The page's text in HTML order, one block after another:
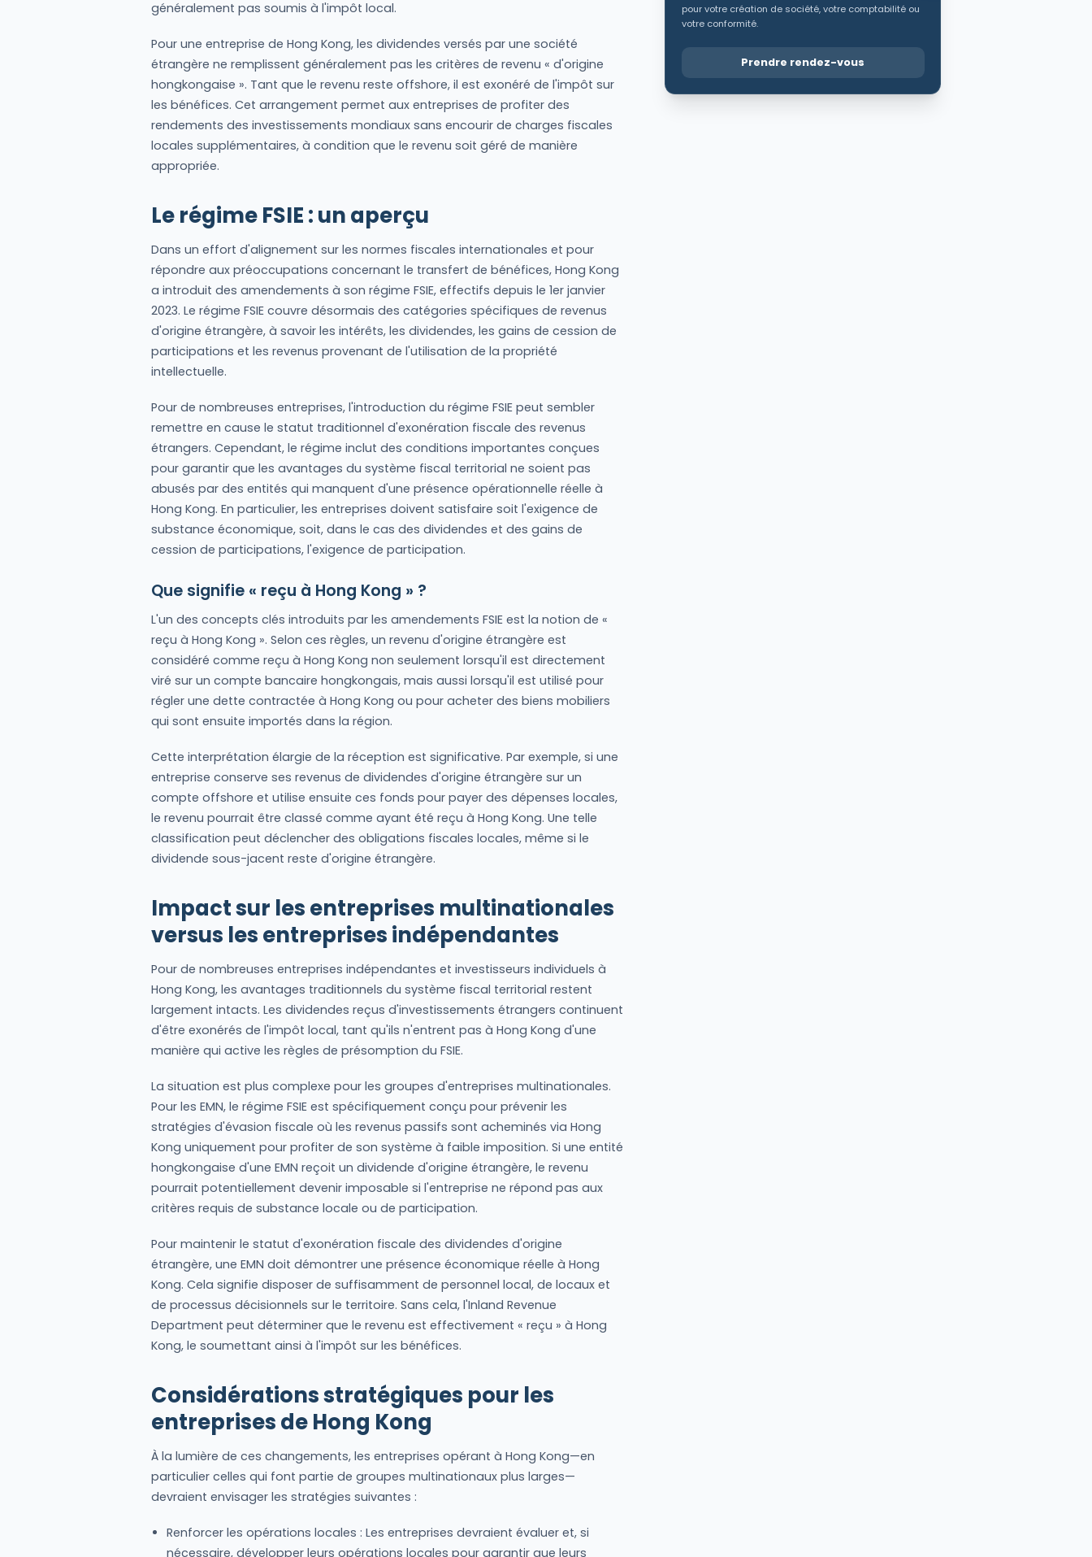
généralement pas soumis à l'impôt local.
Pour une entreprise de Hong Kong, les dividendes versés par une société
étrangère ne remplissent généralement pas les critères de revenu « d'origine
hongkongaise ». Tant que le revenu reste offshore, il est exonéré de l'impôt sur
les bénéfices. Cet arrangement permet aux entreprises de profiter des
rendements des investissements mondiaux sans encourir de charges fiscales
locales supplémentaires, à condition que le revenu soit géré de manière
appropriée.
Le régime FSIE : un aperçu
Dans un effort d'alignement sur les normes fiscales internationales et pour
répondre aux préoccupations concernant le transfert de bénéfices, Hong Kong
a introduit des amendements à son régime FSIE, effectifs depuis le 1er janvier
2023. Le régime FSIE couvre désormais des catégories spécifiques de revenus
d'origine étrangère, à savoir les intérêts, les dividendes, les gains de cession de
participations et les revenus provenant de l'utilisation de la propriété
intellectuelle.
Pour de nombreuses entreprises, l'introduction du régime FSIE peut sembler
remettre en cause le statut traditionnel d'exonération fiscale des revenus
étrangers. Cependant, le régime inclut des conditions importantes conçues
pour garantir que les avantages du système fiscal territorial ne soient pas
abusés par des entités qui manquent d'une présence opérationnelle réelle à
Hong Kong. En particulier, les entreprises doivent satisfaire soit l'exigence de
substance économique, soit, dans le cas des dividendes et des gains de
cession de participations, l'exigence de participation.
Que signifie « reçu à Hong Kong » ?
L'un des concepts clés introduits par les amendements FSIE est la notion de «
reçu à Hong Kong ». Selon ces règles, un revenu d'origine étrangère est
considéré comme reçu à Hong Kong non seulement lorsqu'il est directement
viré sur un compte bancaire hongkongais, mais aussi lorsqu'il est utilisé pour
régler une dette contractée à Hong Kong ou pour acheter des biens mobiliers
qui sont ensuite importés dans la région.
Cette interprétation élargie de la réception est significative. Par exemple, si une
entreprise conserve ses revenus de dividendes d'origine étrangère sur un
compte offshore et utilise ensuite ces fonds pour payer des dépenses locales,
le revenu pourrait être classé comme ayant été reçu à Hong Kong. Une telle
classification peut déclencher des obligations fiscales locales, même si le
dividende sous-jacent reste d'origine étrangère.
Impact sur les entreprises multinationales
versus les entreprises indépendantes
Pour de nombreuses entreprises indépendantes et investisseurs individuels à
Hong Kong, les avantages traditionnels du système fiscal territorial restent
largement intacts. Les dividendes reçus d'investissements étrangers continuent
d'être exonérés de l'impôt local, tant qu'ils n'entrent pas à Hong Kong d'une
manière qui active les règles de présomption du FSIE.
La situation est plus complexe pour les groupes d'entreprises multinationales.
Pour les EMN, le régime FSIE est spécifiquement conçu pour prévenir les
stratégies d'évasion fiscale où les revenus passifs sont acheminés via Hong
Kong uniquement pour profiter de son système à faible imposition. Si une entité
hongkongaise d'une EMN reçoit un dividende d'origine étrangère, le revenu
pourrait potentiellement devenir imposable si l'entreprise ne répond pas aux
critères requis de substance locale ou de participation.
Pour maintenir le statut d'exonération fiscale des dividendes d'origine
étrangère, une EMN doit démontrer une présence économique réelle à Hong
Kong. Cela signifie disposer de suffisamment de personnel local, de locaux et
de processus décisionnels sur le territoire. Sans cela, l'Inland Revenue
Department peut déterminer que le revenu est effectivement « reçu » à Hong
Kong, le soumettant ainsi à l'impôt sur les bénéfices.
Considérations stratégiques pour les
entreprises de Hong Kong
À la lumière de ces changements, les entreprises opérant à Hong Kong—en
particulier celles qui font partie de groupes multinationaux plus larges—
devraient envisager les stratégies suivantes :
Renforcer les opérations locales : Les entreprises devraient évaluer et, si
nécessaire, développer leurs opérations locales pour garantir que leurs
pour votre création de société, votre comptabilité ou
votre conformité.
Prendre rendez-vous